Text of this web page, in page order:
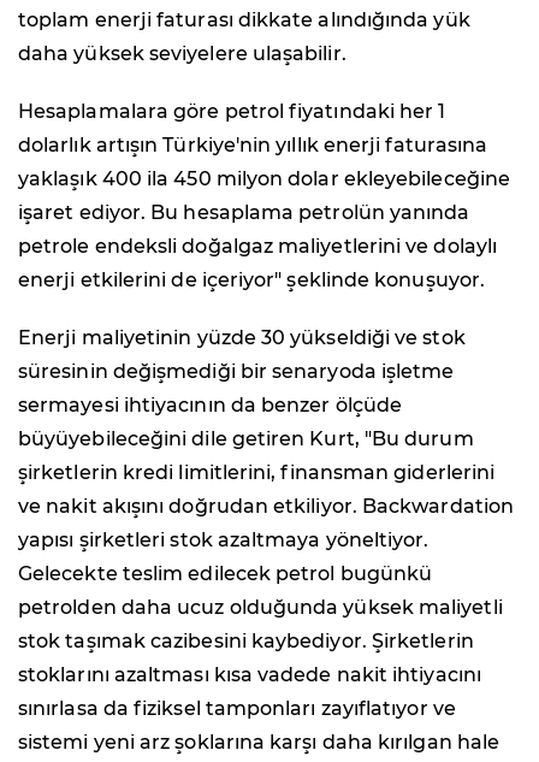
toplam enerji faturası dikkate alındığında yük
daha yüksek seviyelere ulaşabilir.
Hesaplamalara göre petrol fiyatındaki her 1
dolarlık artışın Türkiye'nin yıllık enerji faturasına
yaklaşık 400 ila 450 milyon dolar ekleyebileceğine
işaret ediyor. Bu hesaplama petrolün yanında
petrole endeksli doğalgaz maliyetlerini ve dolaylı
enerji etkilerini de içeriyor" şeklinde konuşuyor.
Enerji maliyetinin yüzde 30 yükseldiği ve stok
süresinin değişmediği bir senaryoda işletme
sermayesi ihtiyacının da benzer ölçüde
büyüyebileceğini dile getiren Kurt, "Bu durum
şirketlerin kredi limitlerini, finansman giderlerini
ve nakit akışını doğrudan etkiliyor. Backwardation
yapısı şirketleri stok azaltmaya yöneltiyor.
Gelecekte teslim edilecek petrol bugünkü
petrolden daha ucuz olduğunda yüksek maliyetli
stok taşımak cazibesini kaybediyor. Şirketlerin
stoklarını azaltması kısa vadede nakit ihtiyacını
sınırlasa da fiziksel tamponları zayıflatıyor ve
sistemi yeni arz şoklarına karşı daha kırılgan hale